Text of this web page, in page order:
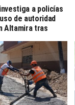
a policías
de autoridad
Altamira tras